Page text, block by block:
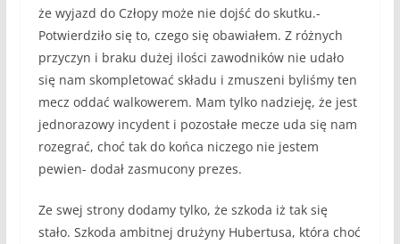
że wyjazd do Człopy może nie dojść do skutku.-
Potwierdziło się to, czego się obawiałem. Z różnych
przyczyn i braku dużej ilości zawodników nie udało
się nam skompletować składu i zmuszeni byliśmy ten
mecz oddać walkowerem. Mam tylko nadzieję, że jest
jednorazowy incydent i pozostałe mecze uda się nam
rozegrać, choć tak do końca niczego nie jestem
pewien- dodał zasmucony prezes.
Ze swej strony dodamy tylko, że szkoda iż tak się
stało. Szkoda ambitnej drużyny Hubertusa, która choć